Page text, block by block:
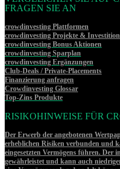
FRAGEN SIE AN
crowdinvesting Plattformen
crowdinvesting Projekte &
crowdinvesting Bonus Aktionen
crowdinvesting Sparplan
crowdinvesting Ergänzungen
Club-Deals / Private-Placements
Finanzierung anfragen
Crowdinvesting Glossar
Top-Zins Produkte
RISIKOHINWEISE FÜR
Der Erwerb der angebotenen
erheblichen Risiken verbunden und
eingesetzten Vermögens führen. Der
gewährleistet und kann auch